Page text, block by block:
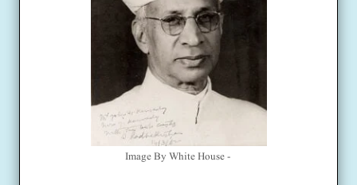
Image By White House -